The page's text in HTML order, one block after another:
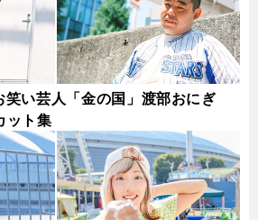
い芸人「金の国」渡部おにぎ
ット集